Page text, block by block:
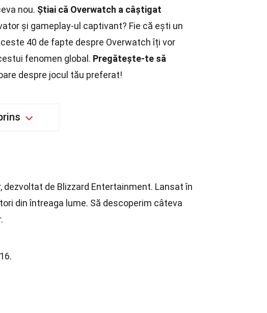
nou. Știai că Overwatch a câștigat
și gameplay-ul captivant? Fie că ești un
40 de fapte despre Overwatch îți vor
fenomen global. Pregătește-te să
despre jocul tău preferat!
de Blizzard Entertainment. Lansat în
din întreaga lume. Să descoperim câteva